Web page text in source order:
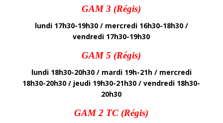
GAM 3 (Régis)
lundi 17h30-19h30 / mercredi 16h30-18h30 /
vendredi 17h30-19h30
GAM 5 (Régis)
lundi 18h30-20h30 / mardi 19h-21h / mercredi
18h30-20h30 / jeudi 19h30-21h30 / vendredi 18h30-
20h30
GAM 2 TC (Régis)